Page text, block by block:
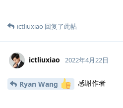
ictliuxiao 回复了此帖
ictliuxiao 2022年4月22日
Ryan Wang 感谢作者